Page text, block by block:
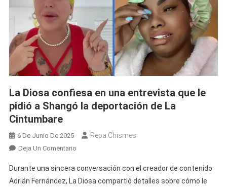
La Diosa confiesa en una entrevista que le
pidió a Shangó la deportación de La
Cintumbare
6 De Junio De 2025 Repa Chismes
Deja Un ComentarioEn
Diosa
Confiesa
Durante una sincera conversación con el creador de contenido
Adrián Fernández, La Diosa compartió detalles sobre cómo le